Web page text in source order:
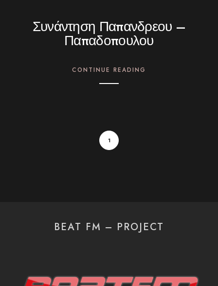
Συνάντηση Παπανδρεου –
Παπαδοπουλου
CONTINUE READING
1
BEAT FM – PROJECT